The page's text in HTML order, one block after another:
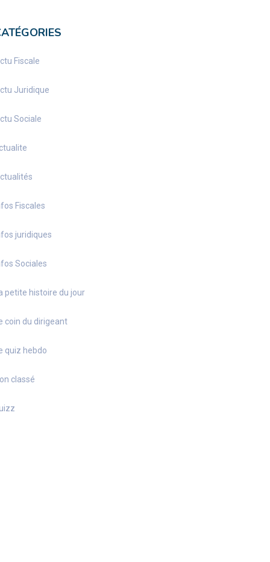
Fiscale
Juridique
Sociale
Fiscales
juridiques
Sociales
petite histoire du jour
coin du dirigeant
quiz hebdo
classé